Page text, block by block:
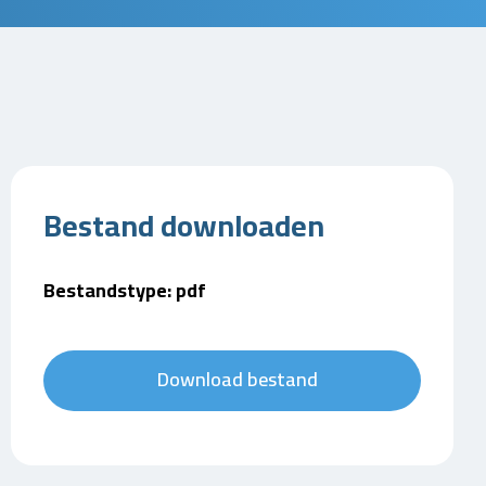
Bestand downloaden
Bestandstype: pdf
Download bestand